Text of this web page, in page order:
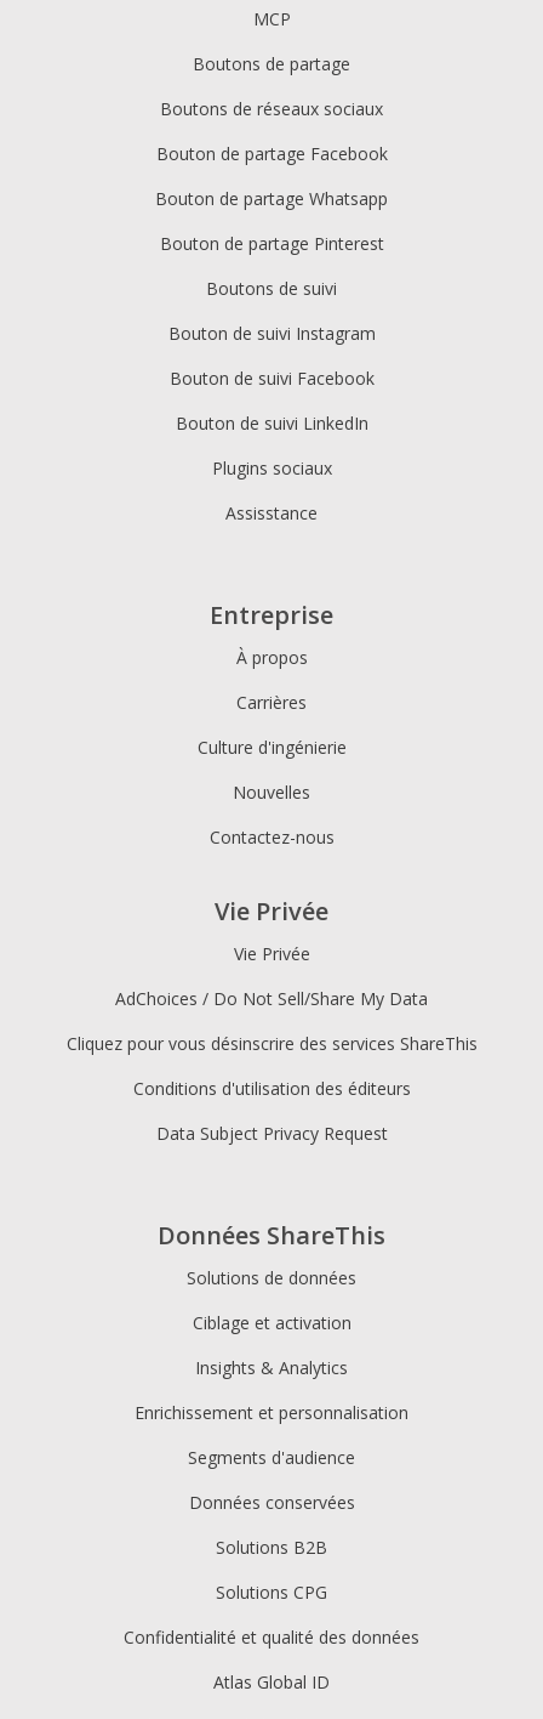
MCP
Boutons de partage
Boutons de réseaux sociaux
Bouton de partage Facebook
Bouton de partage Whatsapp
Bouton de partage Pinterest
Boutons de suivi
Bouton de suivi Instagram
Bouton de suivi Facebook
Bouton de suivi LinkedIn
Plugins sociaux
Assisstance
Données ShareThis
Solutions de données
Ciblage et activation
Insights & Analytics
Enrichissement et personnalisation
Segments d'audience
Données conservées
Solutions B2B
Solutions CPG
Confidentialité et qualité des données
Atlas Global ID
Entreprise
À propos
Carrières
Culture d'ingénierie
Nouvelles
Contactez-nous
Vie Privée
Vie Privée
AdChoices / Do Not Sell/Share My Data
Cliquez pour vous désinscrire des services ShareThis
Conditions d'utilisation des éditeurs
Data Subject Privacy Request